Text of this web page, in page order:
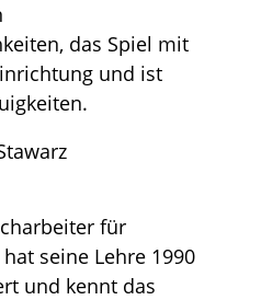
das Spiel mit
und ist
für
seine Lehre 1990
und kennt das